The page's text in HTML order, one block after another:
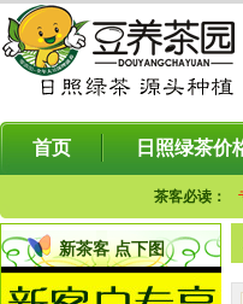
首页 日照绿茶价
茶客必读：
新茶客 点下图